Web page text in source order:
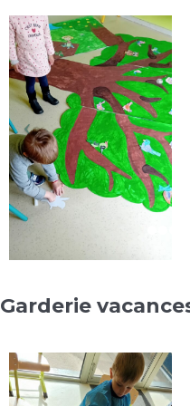
Garderie